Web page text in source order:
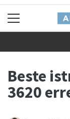
Beste
3620